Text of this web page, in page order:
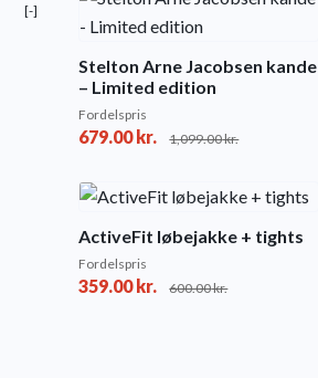
[-]
Stelton Arne Jacobsen kande
– Limited edition
Fordelspris
679.00kr. 1,099.00kr.
ActiveFit løbejakke + tights
Fordelspris
359.00kr. 600.00kr.